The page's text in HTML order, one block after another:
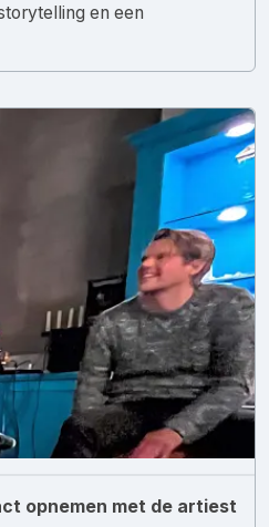
en een
opnemen met de artiest